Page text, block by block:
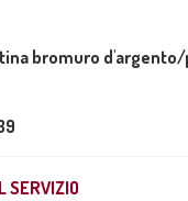
bromuro
SERVIZIO